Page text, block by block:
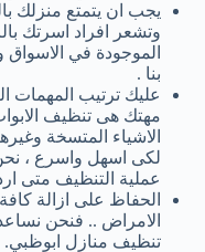
يجب ان يتمتع منزلك
وتشعر افراد اسرتك
الموجودة في
بنا .
عليك ترتيب المهمات
مهتك هى تنظيف
الاشياء المتسخة
لكى اسهل واسرع ،
عملية التنظيف متى
الحفاظ على ازالة
الامراض .. فنحن
تنظيف منازل ابوظبي.